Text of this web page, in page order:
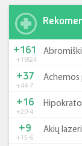
+185-24
+161
+44-7
+37 Achemos
+20-4
+16 Hipokrato
+15-6
+9 Akių